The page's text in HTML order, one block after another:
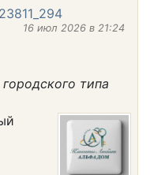
16 июл 2026 в 21:24
типа